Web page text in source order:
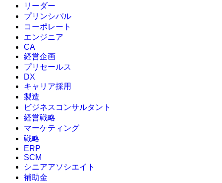
リーダー
プリンシパル
コーポレート
エンジニア
CA
経営企画
プリセールス
DX
キャリア採用
製造
ビジネスコンサルタント
経営戦略
マーケティング
戦略
ERP
SCM
シニアアソシエイト
補助金